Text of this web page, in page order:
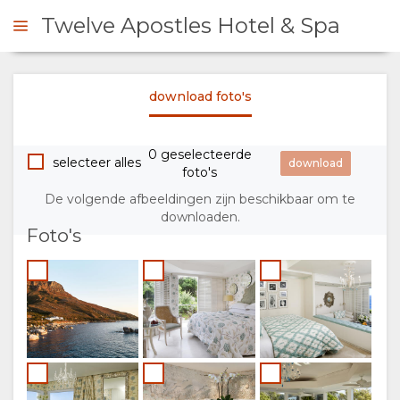
OVERZICHT
OVER
FACILITEITEN
DOCUMENTEN
FOTO'S
AFBEELDINGEN
VIDEO'S
Twelve Apostles Hotel & Spa
download foto's
selecteer alles 0 geselecteerde
foto's
De volgende afbeeldingen zijn beschikbaar om te
downloaden.
Foto's